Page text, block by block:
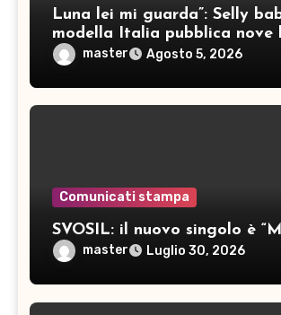
Luna lei mi guarda”: Selly
modella Italia pubblica nove
ineditimaster Agosto 5, 2026
Comunicati stampa
SVOSIL: il nuovo singolo è
master Luglio 30, 2026